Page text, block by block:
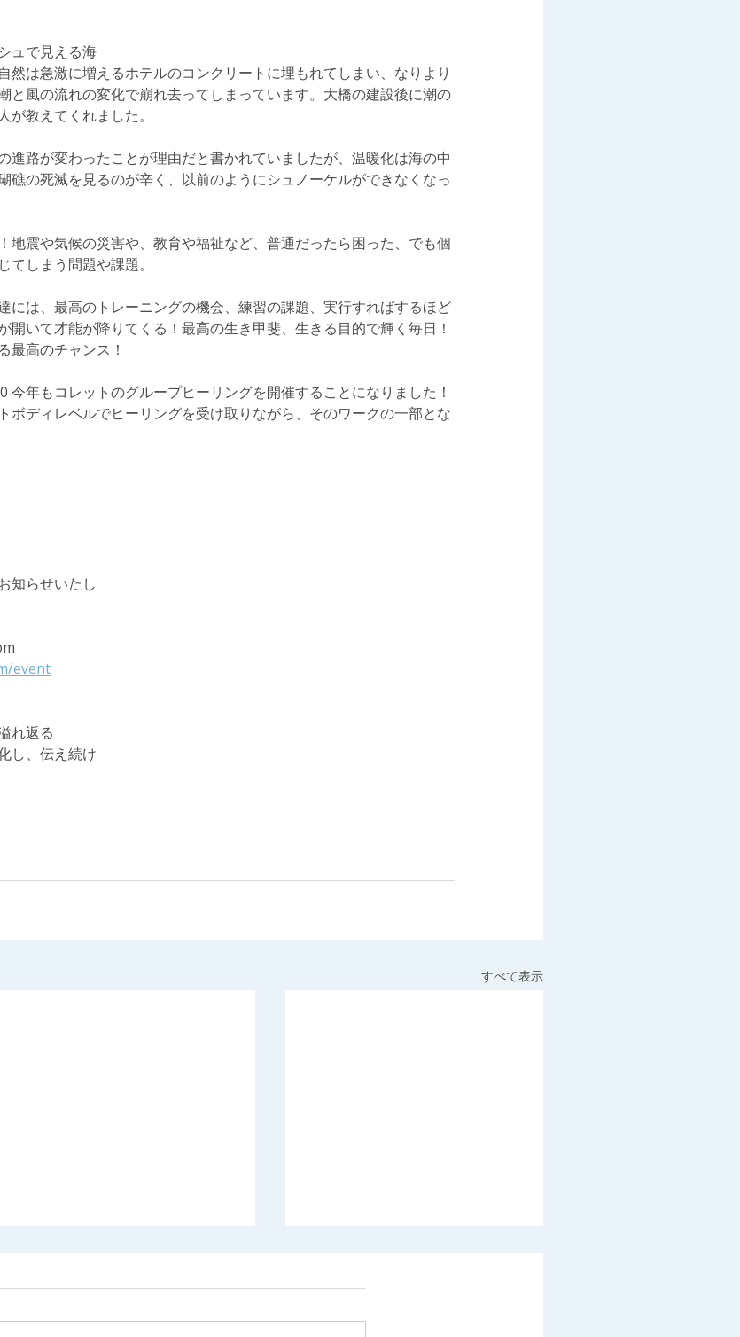
ュで見える海
然は急激に増えるホテルのコンクリートに埋もれてしまい、なりより
と風の流れの変化で崩れ去ってしまっています。大橋の建設後に潮の
教えてくれました。
進路が変わったことが理由だと書かれていましたが、温暖化は海の中
礁の死滅を見るのが辛く、以前のようにシュノーケルができなくなっ
地震や気候の災害や、教育や福祉など、普通だったら困った、でも個
しまう問題や課題。
には、最高のトレーニングの機会、練習の課題、実行すればするほど
開いて才能が降りてくる！最高の生き甲斐、生きる目的で輝く毎日！
最高のチャンス！
今年もコレットのグループヒーリングを開催することになりました！
ボディレベルでヒーリングを受け取りながら、そのワークの一部とな
知らせいたし
event
れ返る
し、伝え続け
すべて表示